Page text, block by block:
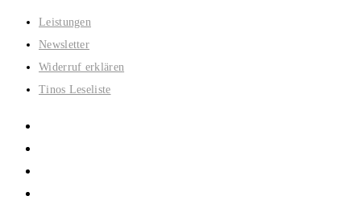
Zum
Inhalt
springen
Leistungen
Newsletter
Widerruf erklären
Tinos Leseliste